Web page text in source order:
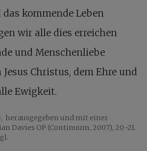
kommende Leben
wir alle dies erreichen
und Menschenliebe
Jesus Christus, dem Ehre und
Ewigkeit.
, herausgegeben und mit einer
Davies OP (Continuum, 2007), 20–21.